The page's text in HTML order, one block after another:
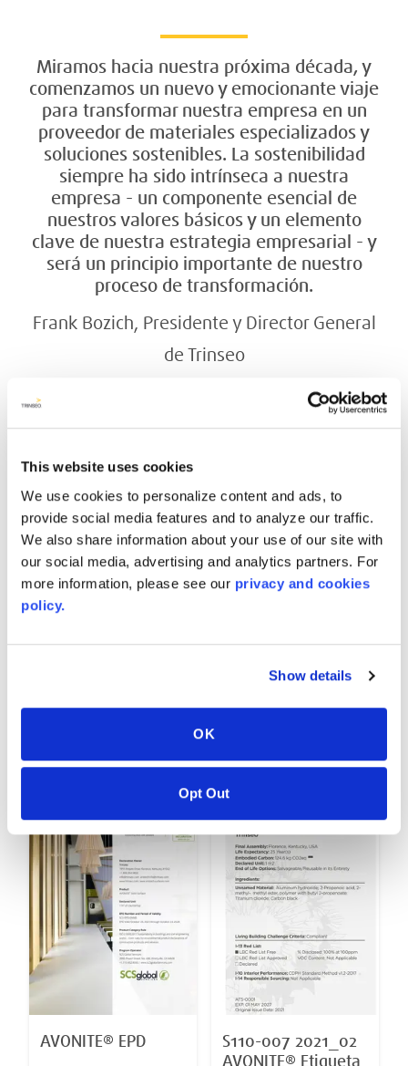
This website uses cookies
We use cookies to personalize content and ads, to
provide social media features and to analyze our traffic.
We also share information about your use of our site with
our social media, advertising and analytics partners. For
more information, please see our privacy and cookies
policy.
Show details
OK
Opt Out
Miramos hacia nuestra próxima década, y
comenzamos un nuevo y emocionante viaje
para transformar nuestra empresa en un
proveedor de materiales especializados y
soluciones sostenibles. La sostenibilidad
siempre ha sido intrínseca a nuestra
empresa - un componente esencial de
nuestros valores básicos y un elemento
clave de nuestra estrategia empresarial - y
será un principio importante de nuestro
proceso de transformación.
Frank Bozich, Presidente y Director General
de Trinseo
AVONITE
AVONITE® HPD
AVONITE® EPD
S110-007 2021_02
AVONITE® Etiqueta